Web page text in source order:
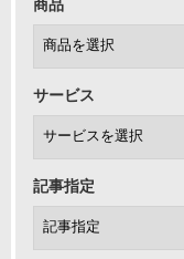
商品
サービス
記事指定